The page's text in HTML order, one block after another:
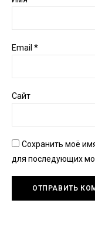
Email *
Сайт
Сохранить моё
для последующих